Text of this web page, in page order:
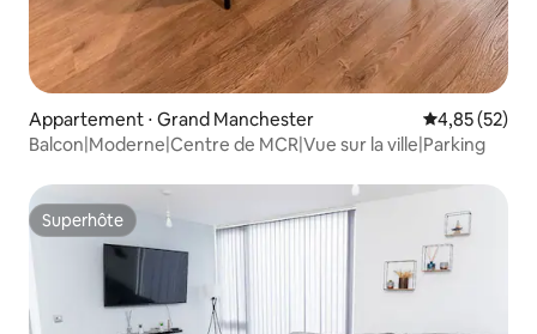
Appartement ⋅ Grand Manchester Évaluation
4,85 (52)
Balcon|Moderne|Centre de MCR|Vue sur la ville|Parking
Superhôte
Superhôte